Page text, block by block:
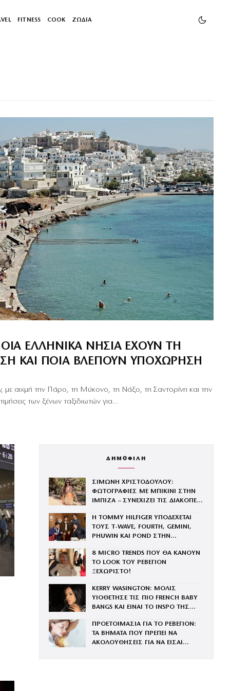
FITNESS COOK ΖΩΔΙΑ
ΕΛΛΗΝΙΚΆ ΝΗΣΙΆ ΈΧΟΥΝ ΤΗ
ΚΑΙ ΠΟΙΑ ΒΛΈΠΟΥΝ ΥΠΟΧΏΡΗΣΗ
με αιχμή την Πάρο, τη Μύκονο, τη Νάξο, τη Σαντορίνη και την
των ξένων ταξιδιωτών για…
ΔΗΜΟΦΙΛΗ
ΣΙΜΩΝΗ ΧΡΙΣΤΟΔΟΥΛΟΥ:
ΦΩΤΟΓΡΑΦΙΕΣ ΜΕ ΜΠΙΚΙΝΙ ΣΤΗΝ
ΙΜΠΙΖΑ – ΣΥΝΕΧΙΖΕΙ ΤΙΣ ΔΙΑΚΟΠΕΣ
ΓΕΩΡΓΙΟΥ
Η TOMMY HILFIGER ΥΠΟΔΕΧΕΤΑΙ
ΤΟΥΣ Τ-WAVE, FOURTH, GEMINI,
PHUWIN ΚΑΙ POND ΣΤΗΝ
8 MICRO TRENDS ΠΟΥ ΘΑ ΚΑΝΟΥΝ
ΤΟ LOOK ΤΟΥ ΡΕΒΕΓΙΟΝ
ΞΕΧΩΡΙΣΤΟ!
KERRY WASINGTON: ΜΟΛΙΣ
ΥΙΟΘΕΤΗΣΕ ΤΙΣ ΠΙΟ FRENCH BABY
BANGS ΚΑΙ ΕΙΝΑΙ ΤΟ INSPO ΤΗΣ
ΠΡΟΕΤΟΙΜΑΣΙΑ ΓΙΑ ΤΟ ΡΕΒΕΓΙΟΝ:
ΤΑ ΒΗΜΑΤΑ ΠΟΥ ΠΡΕΠΕΙ ΝΑ
ΑΚΟΛΟΥΘΗΣΕΙΣ ΓΙΑ ΝΑ ΕΙΣΑΙ